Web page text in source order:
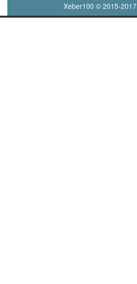
Xeber100 © 2015-2017